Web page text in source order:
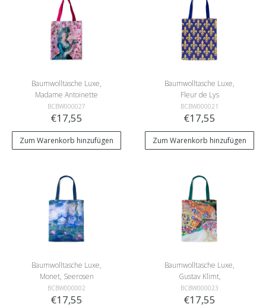
Baumwolltasche Luxe,
Madame Antoinette
BCBW000027
€17,55
Zum Warenkorb hinzufügen
Baumwolltasche Luxe,
Fleur de Lys
BCBW000021
€17,55
Zum Warenkorb hinzufügen
Baumwolltasche Luxe,
Monet, Seerosen
BCBW000002
€17,55
Baumwolltasche Luxe,
Gustav Klimt,
Wasserschlangen 2
BCBW000023
€17,55